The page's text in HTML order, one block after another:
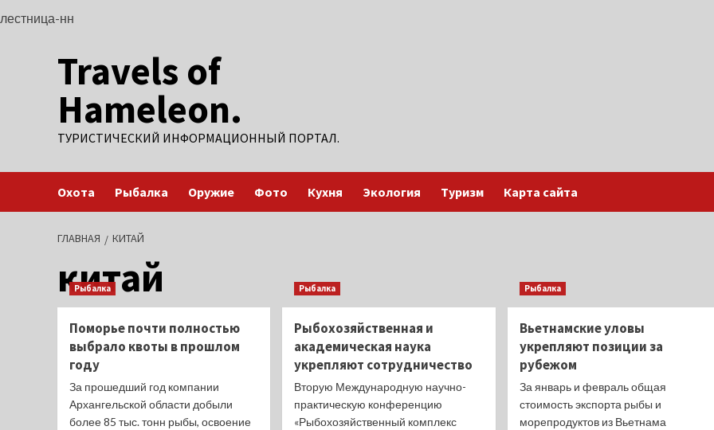
лестница-нн
содержимому
Travels of
Hameleon.
ТУРИСТИЧЕСКИЙ ИНФОРМАЦИОННЫЙ ПОРТАЛ.
Охота Рыбалка Оружие Фото Кухня Экология Туризм Карта сайта
ГЛАВНАЯ КИТАЙ
китай
Рыбалка
Поморье почти полностью
выбрало квоты в прошлом
году
За прошедший год компании
Архангельской области добыли
более 85 тыс. тонн рыбы, освоение
Рыбалка
Рыбохозяйственная и
академическая наука
укрепляют сотрудничество
Вторую Международную научно-
практическую конференцию
«Рыбохозяйственный комплекс
Рыбалка
Вьетнамские уловы
укрепляют позиции за
рубежом
За январь и февраль общая
стоимость экспорта рыбы и
морепродуктов из Вьетнама